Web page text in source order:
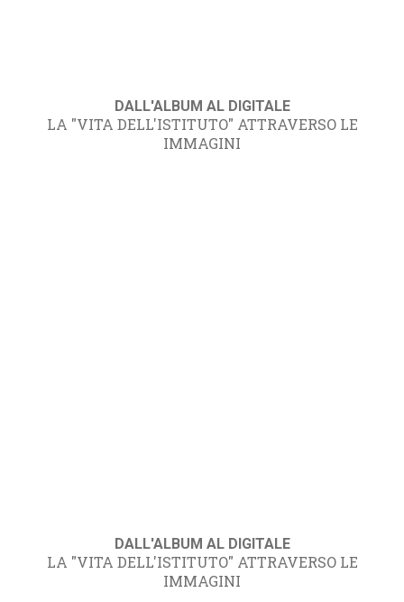
DALL'ALBUM AL DIGITALE
LA "VITA DELL'ISTITUTO" ATTRAVERSO LE
IMMAGINI
DALL'ALBUM AL DIGITALE
LA "VITA DELL'ISTITUTO" ATTRAVERSO LE
IMMAGINI